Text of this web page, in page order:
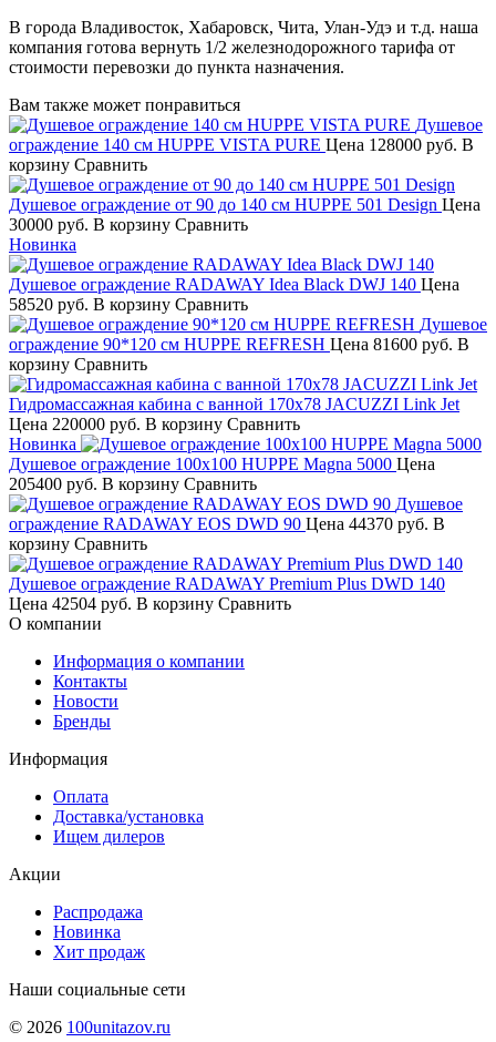
В города Владивосток, Хабаровск, Чита, Улан-Удэ и т.д. наша
компания готова вернуть 1/2 железнодорожного тарифа от
стоимости перевозки до пункта назначения.
Вам также может понравиться
Душевое
ограждение 140 см HUPPE VISTA PURE Цена 128000 руб. В
корзину Сравнить
Душевое ограждение от 90 до 140 см HUPPE 501 Design Цена
30000 руб. В корзину Сравнить
Новинка
Душевое ограждение RADAWAY Idea Black DWJ 140 Цена
58520 руб. В корзину Сравнить
Душевое
ограждение 90*120 см HUPPE REFRESH Цена 81600 руб. В
корзину Сравнить
Гидромассажная кабина с ванной 170x78 JACUZZI Link Jet
Цена 220000 руб. В корзину Сравнить
Новинка
Душевое ограждение 100х100 HUPPE Magna 5000 Цена
205400 руб. В корзину Сравнить
Душевое
ограждение RADAWAY EOS DWD 90 Цена 44370 руб. В
корзину Сравнить
Душевое ограждение RADAWAY Premium Plus DWD 140
Цена 42504 руб. В корзину Сравнить
О компании
Информация о компании
Контакты
Новости
Бренды
Информация
Оплата
Доставка/установка
Ищем дилеров
Акции
Распродажа
Новинка
Хит продаж
Наши социальные сети
© 2026 100unitazov.ru